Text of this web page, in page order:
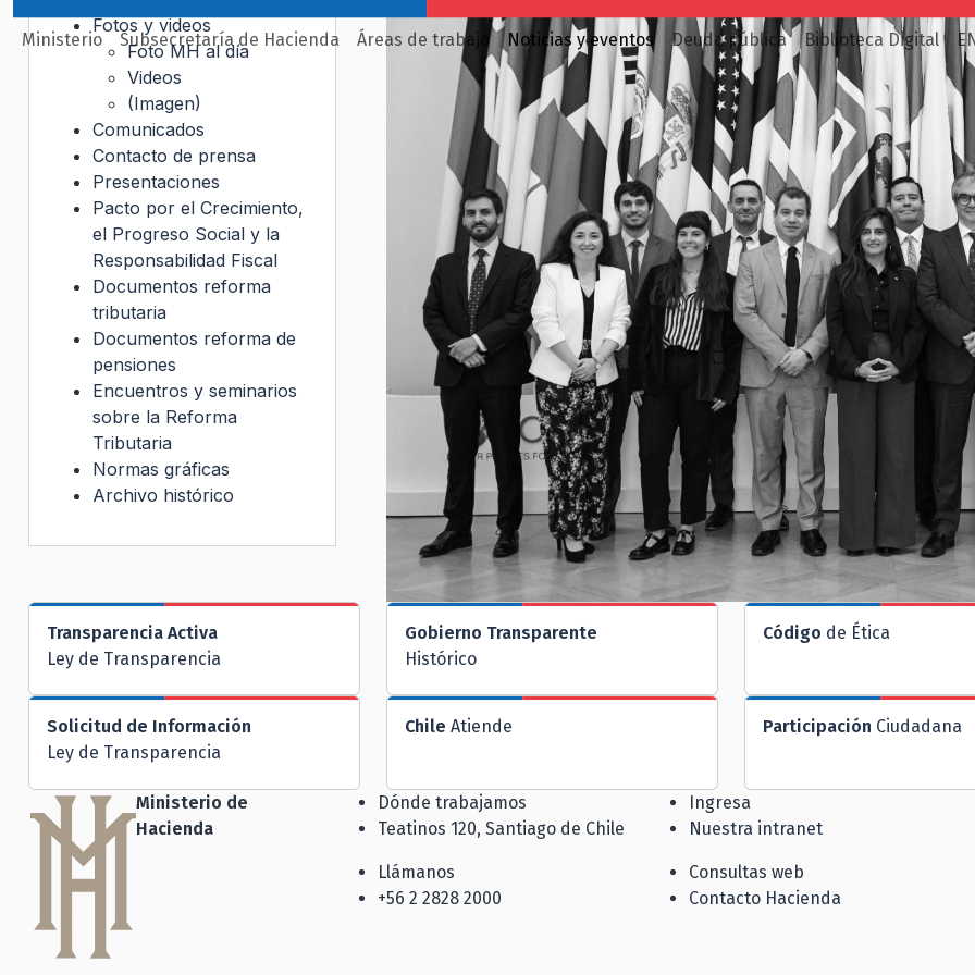
Ministerio Subsecretaría de Hacienda Áreas de trabajo Noticias y eventos Deuda pública Biblioteca Digital
Fotos y videos
Foto MH al día
Videos
(Imagen)
Comunicados
Contacto de prensa
Presentaciones
Pacto por el Crecimiento,
el Progreso Social y la
Responsabilidad Fiscal
Documentos reforma
tributaria
Documentos reforma de
pensiones
Encuentros y seminarios
sobre la Reforma
Tributaria
Normas gráficas
Archivo histórico
Transparencia Activa
Ley de Transparencia
Gobierno Transparente
Histórico
Código de Ética
Solicitud de Información
Ley de Transparencia
Chile Atiende Participación Ciudadana
Ministerio de
Hacienda
Dónde trabajamos
Teatinos 120, Santiago de Chile
Llámanos
+56 2 2828 2000
Ingresa
Nuestra intranet
Consultas web
Contacto Hacienda